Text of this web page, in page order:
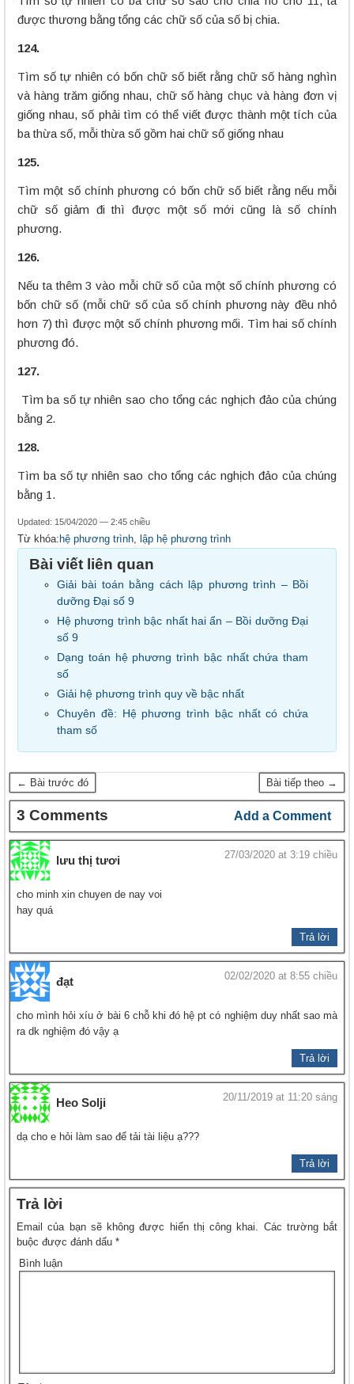
được thương bằng tổng các chữ số của số bị chia.
124.
Tìm số tự nhiên có bốn chữ số biết rằng chữ số hàng nghìn
và hàng trăm giống nhau, chữ số hàng chục và hàng đơn vị
giống nhau, số phải tìm có thể viết được thành một tích của
ba thừa số, mỗi thừa số gồm hai chữ số giống nhau
125.
Tìm một số chính phương có bốn chữ số biết rằng nếu mỗi
chữ số giảm đi thì được một số mới cũng là số chính
phương.
126.
Nếu ta thêm 3 vào mỗi chữ số của một số chính phương có
bốn chữ số (mỗi chữ số của số chính phương này đều nhỏ
hơn 7) thì được một số chính phương mối. Tìm hai số chính
phương đó.
127.
Tìm ba số tự nhiên sao cho tổng các nghịch đảo của chúng
bằng 2.
128.
Tìm ba số tự nhiên sao cho tổng các nghịch đảo của chúng
bằng 1.
Updated: 15/04/2020 — 2:45 chiều
Từ khóa:hệ phương trình lập hệ phương trình
Bài viết liên quan
Giải bài toán bằng cách lập phương trình – Bồi
dưỡng Đại số 9
Hệ phương trình bậc nhất hai ẩn – Bồi dưỡng Đại
số 9
Dạng toán hệ phương trình bậc nhất chứa tham
số
Giải hệ phương trình quy về bậc nhất
Chuyên đề: Hệ phương trình bậc nhất có chứa
tham số
← Bài trước đó Bài tiếp theo →
3 Comments Add a Comment
lưu thị tươi 27/03/2020 at 3:19 chiều
cho minh xin chuyen de nay voi
hay quá
Trả lời
đạt 02/02/2020 at 8:55 chiều
cho mình hỏi xíu ở bài 6 chỗ khi đó hệ pt có nghiệm duy nhất sao mà
ra dk nghiệm đó vậy ạ
Trả lời
Heo Solji 20/11/2019 at 11:20 sáng
dạ cho e hỏi làm sao để tải tài liệu ạ???
Trả lời
Trả lời
Email của bạn sẽ không được hiển thị công khai.
Các trường bắt
buộc được đánh dấu *
Bình luận